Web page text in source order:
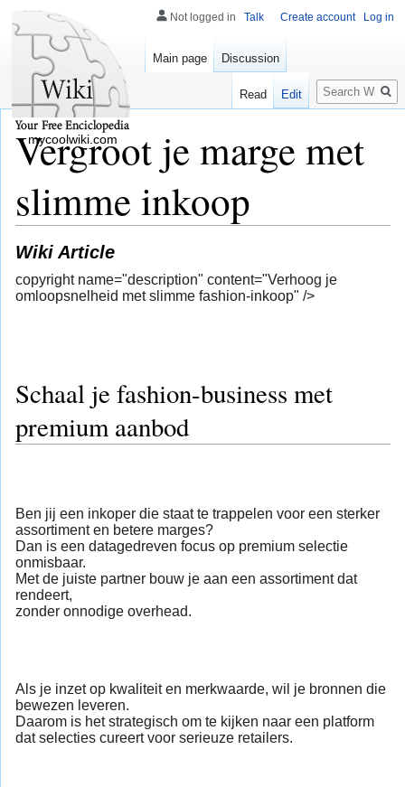
Vergroot je marge met
slimme inkoop
Wiki Article
copyright name="description" content="Verhoog je
omloopsnelheid met slimme fashion-inkoop" />
Schaal je fashion-business met
premium aanbod
Ben jij een inkoper die staat te trappelen voor een sterker
assortiment en betere marges?
Dan is een datagedreven focus op premium selectie
onmisbaar.
Met de juiste partner bouw je aan een assortiment dat
rendeert,
zonder onnodige overhead.
Als je inzet op kwaliteit en merkwaarde, wil je bronnen die
bewezen leveren.
Daarom is het strategisch om te kijken naar een platform
dat selecties cureert voor serieuze retailers.
Not logged in Talk Create account Log in
Main page Discussion
Read Edit
Search
mycoolwiki.com